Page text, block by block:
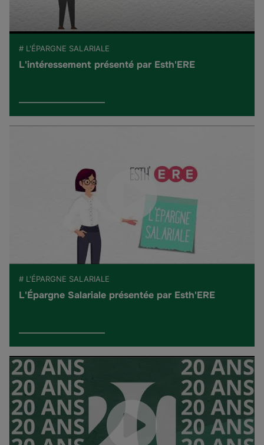
# L'ÉPARGNE SALARIALE
L'intéressement présenté par Esth'ERE
# L'ÉPARGNE SALARIALE
L'Épargne Salariale présentée par Esth'ERE